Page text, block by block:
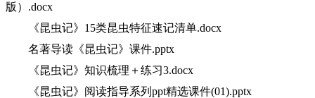
版）.docx
《昆虫记》15类昆虫特征速记清单.docx
名著导读《昆虫记》课件.pptx
《昆虫记》知识梳理＋练习3.docx
《昆虫记》阅读指导系列ppt精选课件(01).pptx